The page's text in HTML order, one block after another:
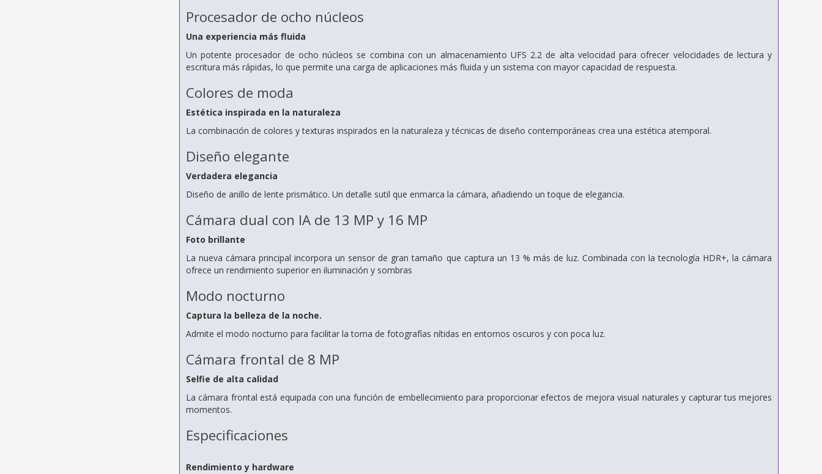
Procesador de ocho núcleos
Una experiencia más fluida
Un potente procesador de ocho núcleos se combina con un almacenamiento UFS 2.2 de alta velocidad para ofrecer velocidades de lectura y
escritura más rápidas, lo que permite una carga de aplicaciones más fluida y un sistema con mayor capacidad de respuesta.
Colores de moda
Estética inspirada en la naturaleza
La combinación de colores y texturas inspirados en la naturaleza y técnicas de diseño contemporáneas crea una estética atemporal.
Diseño elegante
Verdadera elegancia
Diseño de anillo de lente prismático. Un detalle sutil que enmarca la cámara, añadiendo un toque de elegancia.
Cámara dual con IA de 13 MP y 16 MP
Foto brillante
La nueva cámara principal incorpora un sensor de gran tamaño que captura un 13 % más de luz. Combinada con la tecnología HDR+, la cámara
ofrece un rendimiento superior en iluminación y sombras
Modo nocturno
Captura la belleza de la noche.
Admite el modo nocturno para facilitar la toma de fotografías nítidas en entornos oscuros y con poca luz.
Cámara frontal de 8 MP
Selfie de alta calidad
La cámara frontal está equipada con una función de embellecimiento para proporcionar efectos de mejora visual naturales y capturar tus mejores
momentos.
Especificaciones
Rendimiento y hardware